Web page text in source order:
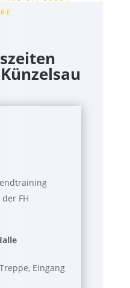
FH
Eingang